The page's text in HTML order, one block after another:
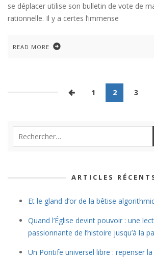
se déplacer utilise son bulletin de vote de
rationnelle. Il y a certes l’immense
READ MORE
1 2 3
ARTICLES
Et le gland d’or de la bêtise
Quand l’Église devint pouvoir : une
passionnante de l’histoire jusqu’à la
Un Pontife universel libre : repenser